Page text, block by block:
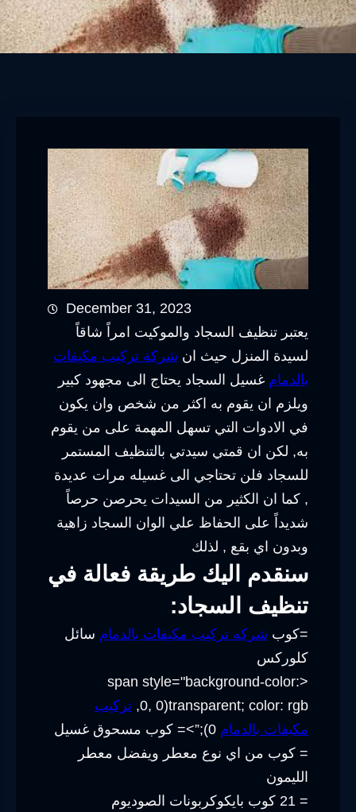
December 31, 2023
يعتبر تنظيف السجاد والموكيت امراً شاقاً
لسيدة المنزل حيث ان شركة تركيب مكيفات
بالدمام غسيل السجاد يحتاج الى مجهود كبير
ويلزم ان يقوم به اكثر من شخص وان يكون
في الادوات التي تسهل المهمة على من يقوم
به, لكن ان قمتي سيدتي بالتنظيف المستمر
للسجاد فلن تحتاجي الى غسيله مرات عديدة
, كما ان الكثير من السيدات يحرصن حرصاً
شديداً على الحفاظ علي الوان السجاد زاهية
وبدون اي بقع , لذلك
سنقدم اليك طريقة فعالة في
تنظيف السجاد:
=كوب شركه تركيب مكيفات بالدمام سائل
كلوركس
<span style="background-color:
transparent; color: rgb(0, 0,
تركيب
مكيفات بالدمام
= كوب من اي نوع معطر ويفضل معطر
الليمون
= 21 كوب بايكوكربونات الصوديوم